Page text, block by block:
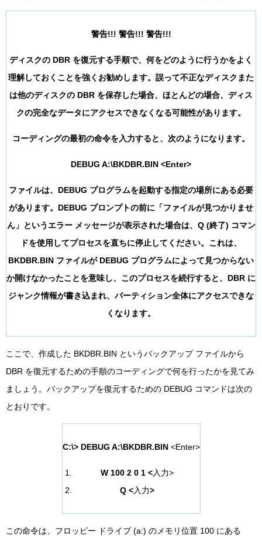
警告!!! 警告!!! 警告!!!
ディスクの DBR を復元する手順で、何をどのように行うかをよく
理解しておくことを強くお勧めします。誤って不正なディスクまた
は他のディスクの DBR を保存した場合、ほとんどの場合、ディス
クの完全なデータにアクセスできなくなる可能性があります。
コーディングの最初の命令を入力すると、次のようになります。
DEBUG A:\BKDBR.BIN <Enter>
ファイルは、DEBUG プログラムを起動する指定の場所にある必要
があります。DEBUG プロンプトの前に「ファイルが見つかりませ
ん」というエラー メッセージが表示された場合は、Q (終了) コマン
ドを使用してプロセスを直ちに停止してください。これは、
BKDBR.BIN ファイルが DEBUG プログラムによって見つからない
か開けなかったことを意味し、このプロセスを続行すると、DBR に
ジャンク情報が書き込まれ、パーティション全体にアクセスできな
くなります。
ここで、作成した BKDBR.BIN というバックアップ ファイルから
DBR を復元するための手順のコーディングで何を行ったかを見てみ
ましょう。バックアップを復元するための DEBUG コマンドは次の
とおりです。
C:\> DEBUG A:\BKDBR.BIN<Enter>
W 100 2 0 1 <入力>
Q <入力>
この命令は、フロッピー ドライブ (a:) のメモリ位置 100 にある